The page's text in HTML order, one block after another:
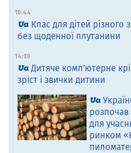
10:44
Клас для дітей різного
без щоденної плутанини
14:00
Дитяче комп’ютерне
зріст і звички дитини
розпочав
для
ринком